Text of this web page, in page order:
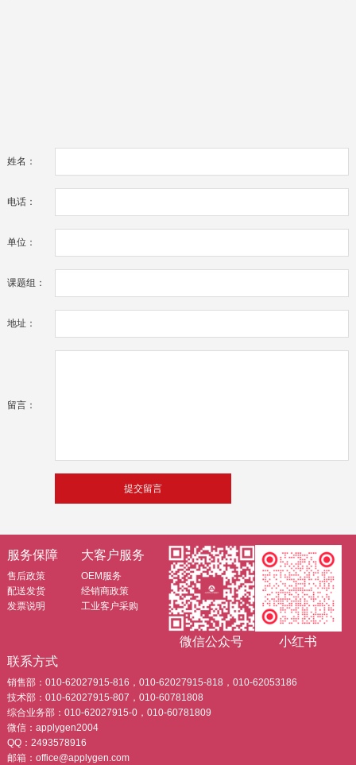
姓名：
电话：
单位：
课题组：
地址：
留言：
服务保障
售后政策
配送发货
发票说明
大客户服务
OEM服务
经销商政策
工业客户采购
微信公众号
小红书
联系方式
销售部：010-62027915-816，010-62027915-818，010-62053186
技术部：010-62027915-807，010-60781808
综合业务部：010-62027915-0，010-60781809
微信：applygen2004
QQ：2493578916
邮箱：office@applygen.com